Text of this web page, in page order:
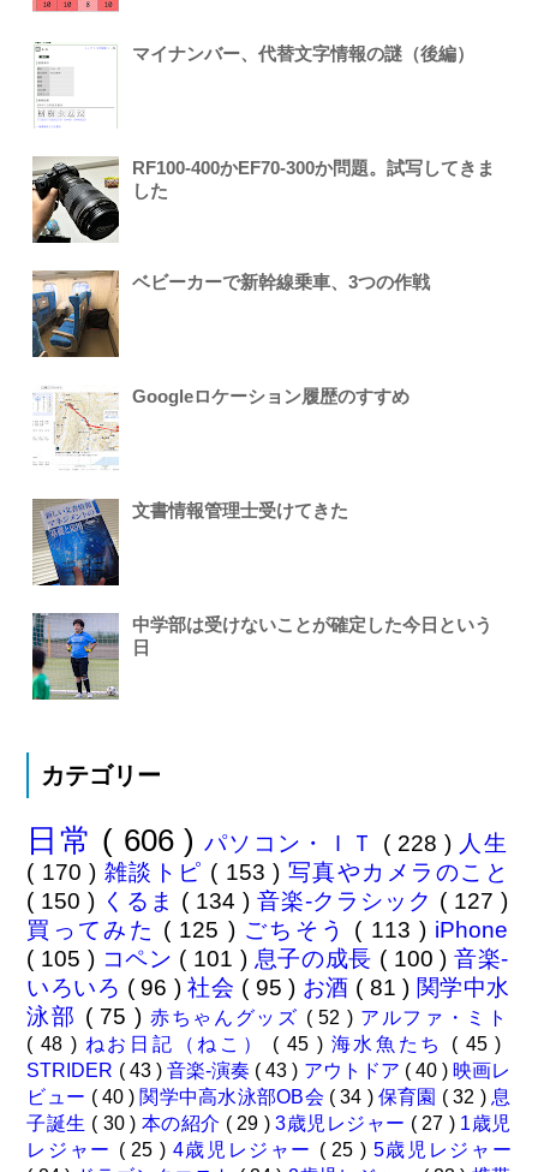
マイナンバー、代替文字情報の謎（後編）
RF100-400かEF70-300か問題。試写してきま
した
ベビーカーで新幹線乗車、3つの作戦
Googleロケーション履歴のすすめ
文書情報管理士受けてきた
中学部は受けないことが確定した今日という
日
カテゴリー
日常 ( 606 )パソコン・ＩＴ ( 228 ) 人生
( 170 ) 雑談トピ ( 153 ) 写真やカメラのこと
( 150 ) くるま ( 134 ) 音楽-クラシック ( 127 )
買ってみた ( 125 ) ごちそう ( 113 ) iPhone
( 105 ) コペン ( 101 ) 息子の成長 ( 100 )音楽-
いろいろ ( 96 )社会 ( 95 ) お酒 ( 81 ) 関学中水
泳部 ( 75 ) 赤ちゃんグッズ ( 52 ) アルファ・ミト
( 48 ) ねお日記（ねこ） ( 45 ) 海水魚たち ( 45 )
STRIDER ( 43 ) 音楽-演奏 ( 43 ) アウトドア ( 40 ) 映画レ
ビュー ( 40 ) 関学中高水泳部OB会 ( 34 ) 保育園 ( 32 ) 息
子誕生 ( 30 ) 本の紹介 ( 29 )3歳児レジャー ( 27 ) 1歳児
レジャー ( 25 ) 4歳児レジャー ( 25 ) 5歳児レジャー